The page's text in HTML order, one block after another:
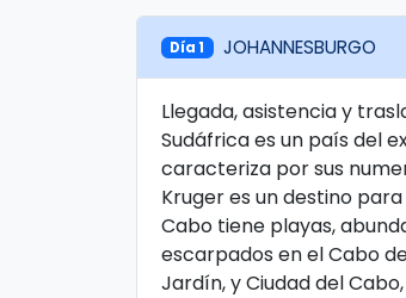
Día 1 JOHANNESBURGO
Llegada, asistencia y
Sudáfrica es un país del
caracteriza por sus
Kruger es un destino
Cabo tiene playas,
escarpados en el Cabo
Jardín, y Ciudad del